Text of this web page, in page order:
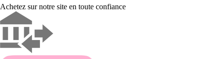
Achetez sur notre site en toute confiance